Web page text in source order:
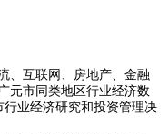
、互联网、房地产、金融
元市同类地区行业经济数
业经济研究和投资管理决